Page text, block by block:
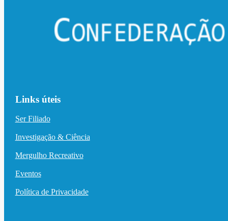
Links úteis
Ser Filiado
Investigação & Ciência
Mergulho Recreativo
Eventos
Política de Privacidade